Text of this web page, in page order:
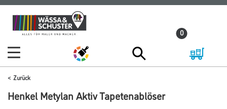
Zum
Inhalt
Zum
Navigationsmenü
0
Zurück
Henkel Metylan Aktiv Tapetenablöser